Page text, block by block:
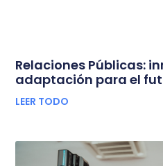
Relaciones Públicas:
adaptación para el
LEER TODO